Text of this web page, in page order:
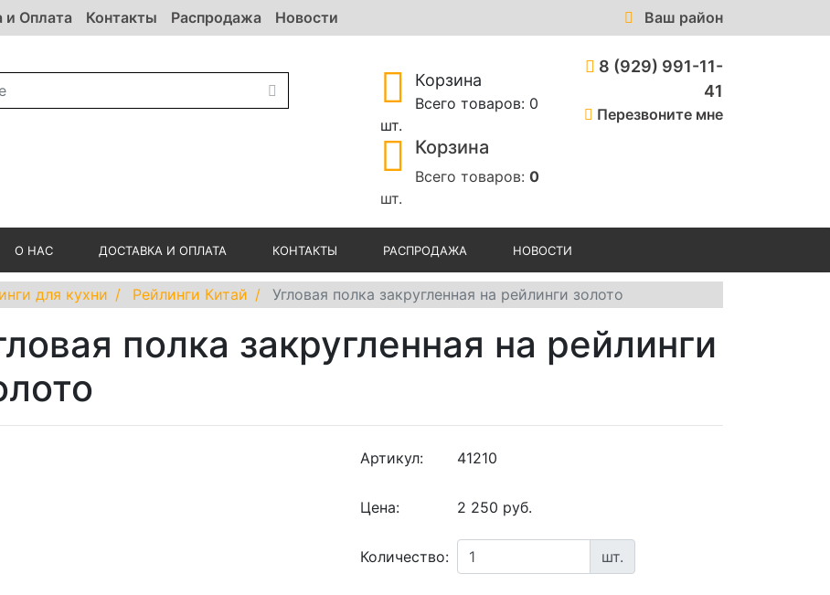
и Оплата Контакты Распродажа Новости Ваш район
Корзина
Всего товаров: 0
шт.
Корзина
Всего товаров: 0
шт.
8 (929) 991-11-
41
Перезвоните мне
О НАС ДОСТАВКА И ОПЛАТА КОНТАКТЫ РАСПРОДАЖА НОВОСТИ
для кухни Рейлинги Китай Угловая полка закругленная на рейлинги золото
полка закругленная на рейлинги
Артикул: 41210
Цена: 2 250 руб.
Количество: шт.